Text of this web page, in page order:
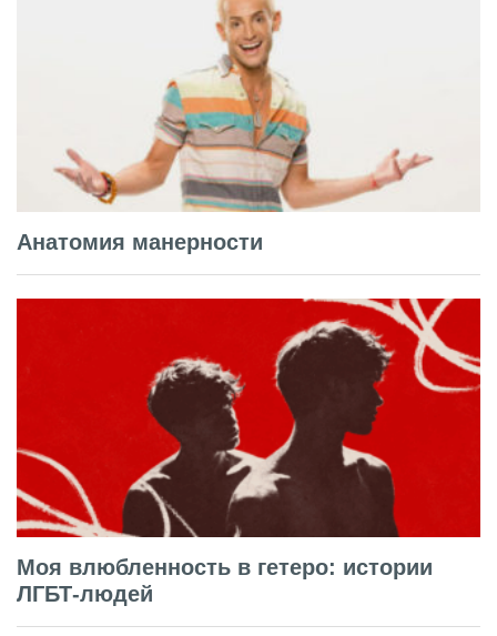
Анатомия манерности
Моя влюбленность в гетеро: истории
ЛГБТ-людей